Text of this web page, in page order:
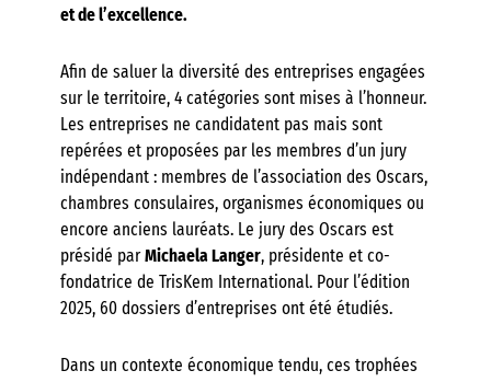
et de l’excellence.
Afin de saluer la diversité des entreprises engagées
sur le territoire, 4 catégories sont mises à l’honneur.
Les entreprises ne candidatent pas mais sont
repérées et proposées par les membres d’un jury
indépendant : membres de l’association des Oscars,
chambres consulaires, organismes économiques ou
encore anciens lauréats. Le jury des Oscars est
présidé parMichaela Langer, présidente et co-
fondatrice de TrisKem International. Pour l’édition
2025, 60 dossiers d’entreprises ont été étudiés.
Dans un contexte économique tendu, ces trophées